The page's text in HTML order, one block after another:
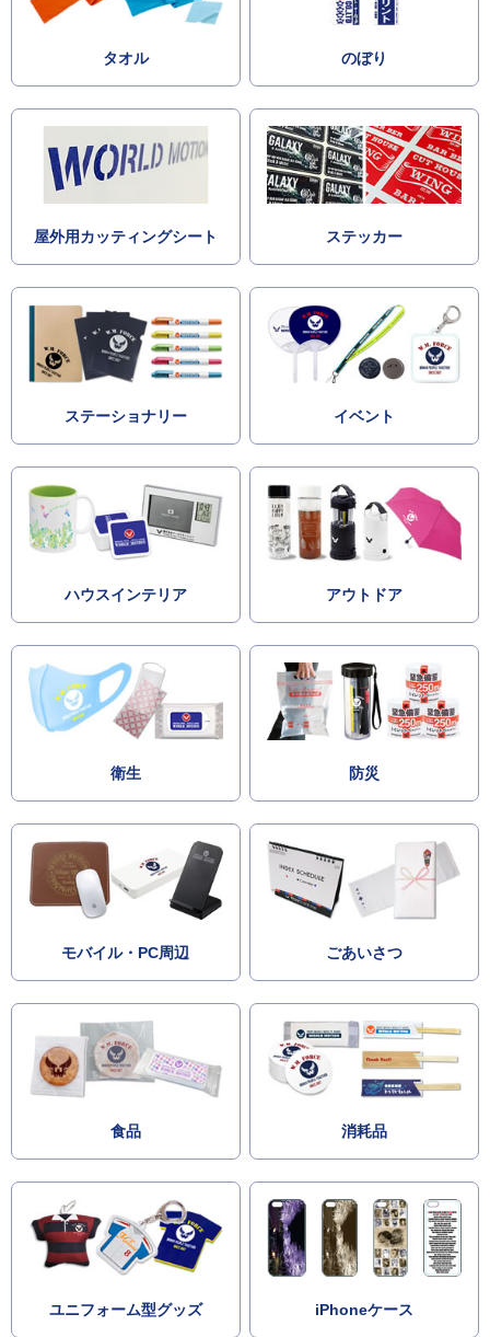
タオル のぼり
屋外用カッティングシート ステッカー
ステーショナリー イベント
ハウスインテリア アウトドア
衛生 防災
モバイル・PC周辺 ごあいさつ
食品 消耗品
ユニフォーム型グッズ iPhoneケース